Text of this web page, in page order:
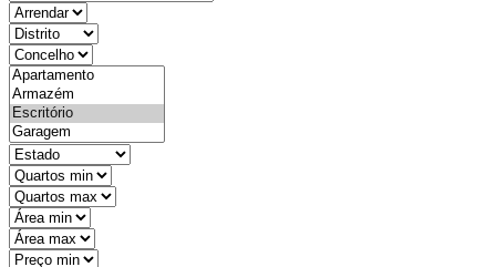
objective
districtId
countyId
types
state
mintypo
maxtypo
minarea
maxarea
minprice